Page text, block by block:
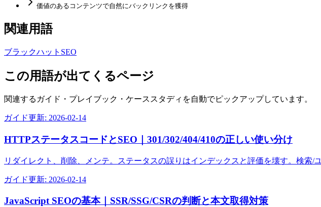
価値のあるコンテンツで自然にバックリンクを獲得
関連用語
ブラックハットSEO
この用語が出てくるページ
関連するガイド・プレイブック・ケーススタディを自動でピックアップしています。
ガイド更新: 2026-02-14
HTTPステータスコードとSEO｜301/302/404/410の正しい使い分け
リダイレクト、削除、メンテ。ステータスの誤りはインデックスと評価を壊す。検索/
ガイド更新: 2026-02-14
JavaScript SEOの基本｜SSR/SSG/CSRの判断と本文取得対策